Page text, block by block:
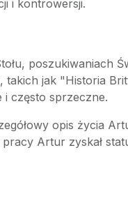
i kontrowersji.
poszukiwaniach
takich jak "Historia
i często sprzeczne.
opis życia
Artur zyskał